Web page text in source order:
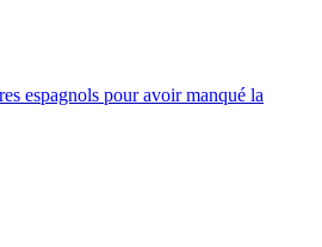
espagnols pour avoir manqué la